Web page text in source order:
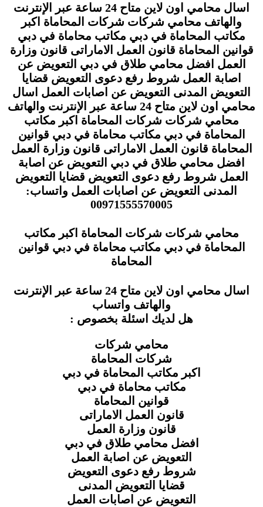
اسال محامي اون لاين متاح 24 ساعة عبر الإنترنت
والهاتف محامي شركات شركات المحاماة اكبر
مكاتب المحاماة في دبي مكاتب محاماة في دبي
قوانين المحاماة قانون العمل الاماراتى قانون وزارة
العمل افضل محامي طلاق في دبي التعويض عن
اصابة العمل شروط رفع دعوى التعويض قضايا
التعويض المدنى التعويض عن اصابات العمل اسال
محامي اون لاين متاح 24 ساعة عبر الإنترنت والهاتف
محامي شركات شركات المحاماة اكبر مكاتب
المحاماة في دبي مكاتب محاماة في دبي قوانين
المحاماة قانون العمل الاماراتى قانون وزارة العمل
افضل محامي طلاق في دبي التعويض عن اصابة
العمل شروط رفع دعوى التعويض قضايا التعويض
المدنى التعويض عن اصابات العمل واتساب:
00971555570005
محامي شركات شركات المحاماة اكبر مكاتب
المحاماة في دبي مكاتب محاماة في دبي قوانين
المحاماة
اسال محامي اون لاين متاح 24 ساعة عبر الإنترنت
والهاتف واتساب
هل لديك اسئلة بخصوص :
محامي شركات
شركات المحاماة
اكبر مكاتب المحاماة في دبي
مكاتب محاماة في دبي
قوانين المحاماة
قانون العمل الاماراتى
قانون وزارة العمل
افضل محامي طلاق في دبي
التعويض عن اصابة العمل
شروط رفع دعوى التعويض
قضايا التعويض المدنى
التعويض عن اصابات العمل